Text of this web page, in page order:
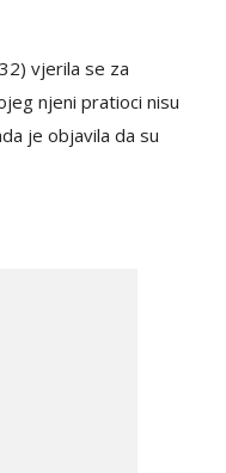
vjerila se za
njeni pratioci nisu
je objavila da su